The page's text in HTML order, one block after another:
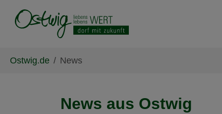
Ostwig.de News
News aus Ostwig